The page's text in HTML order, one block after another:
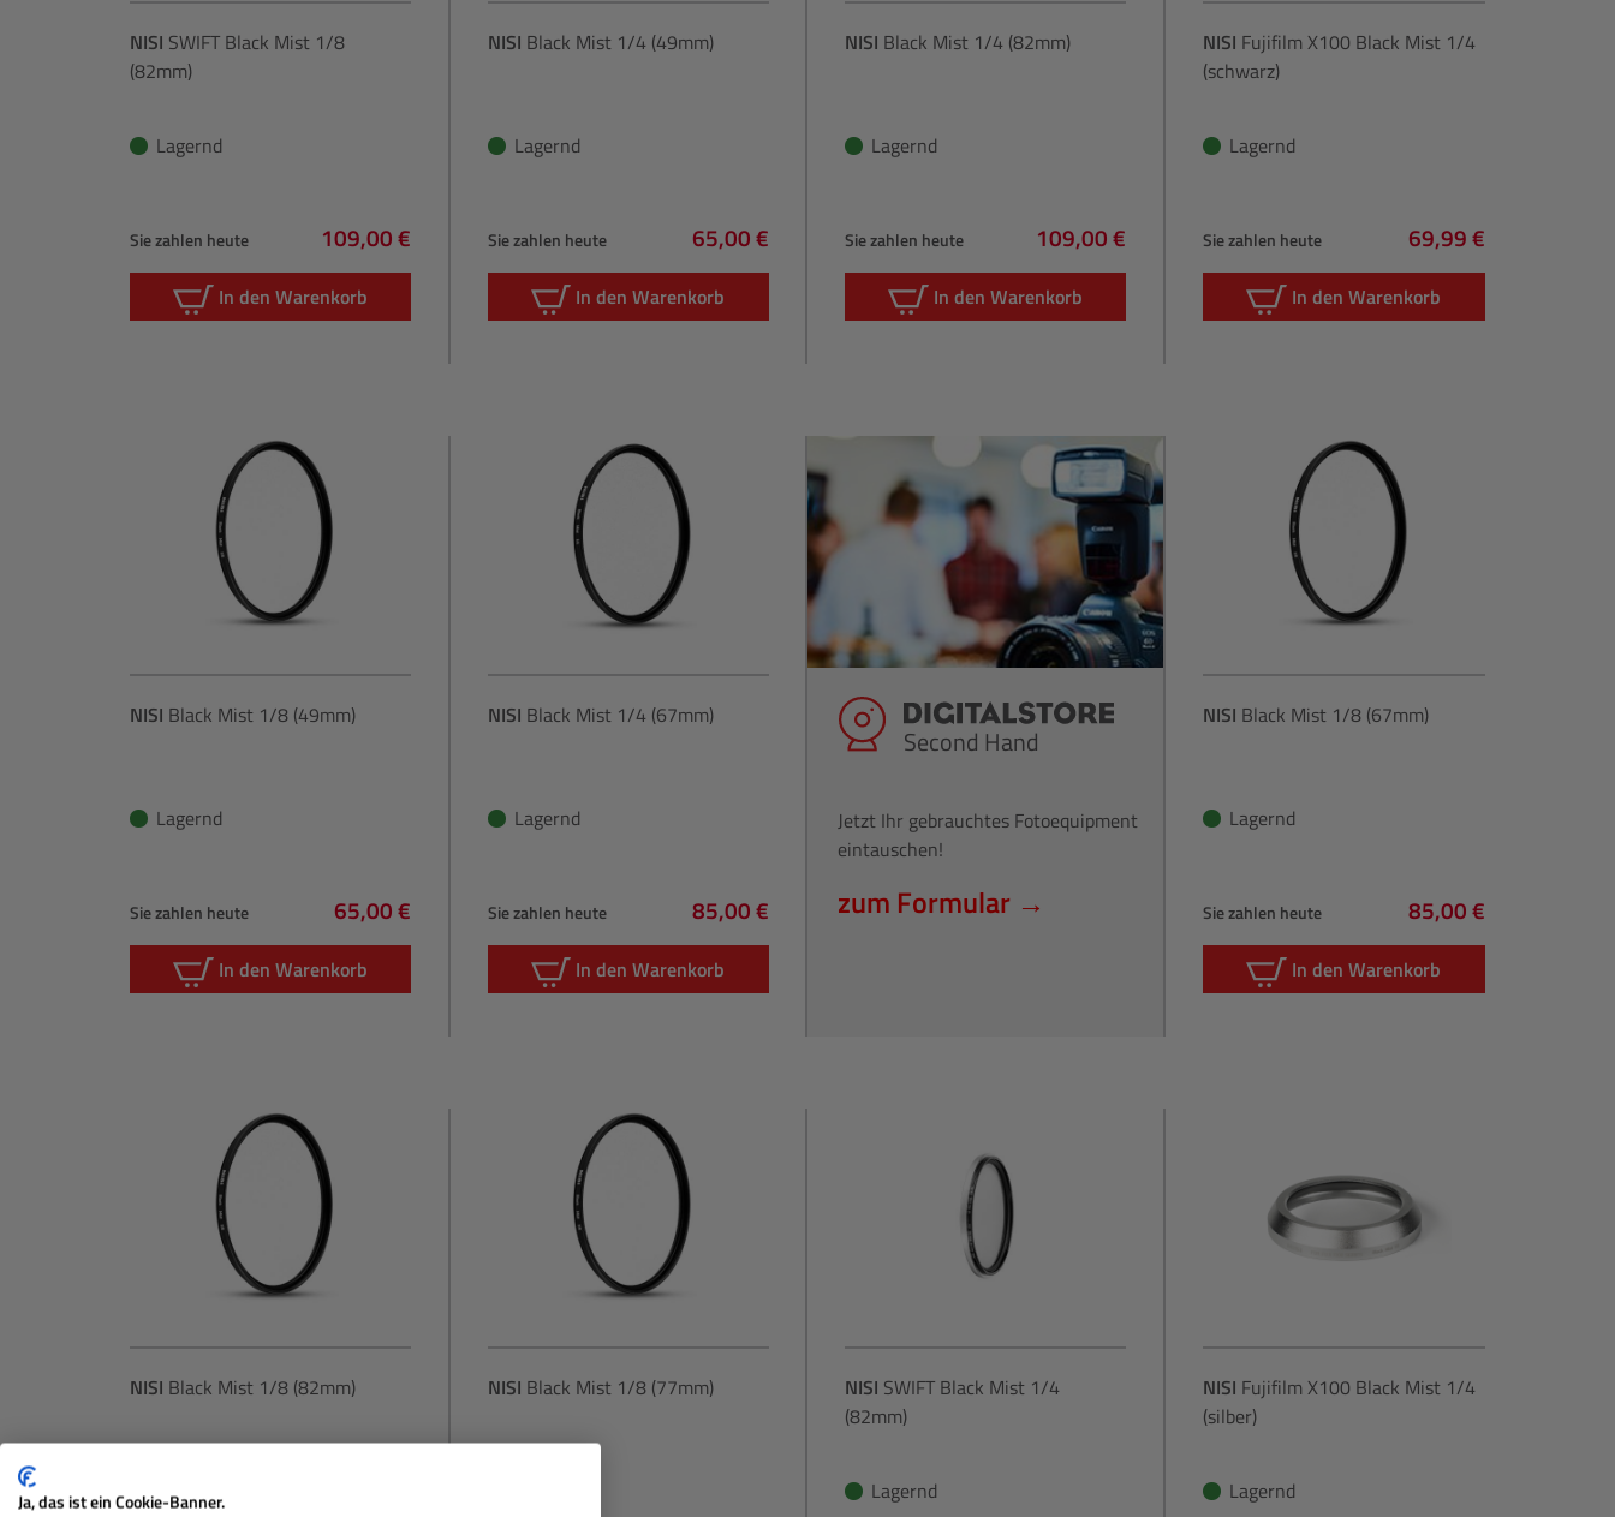
NISI SWIFT Black Mist 1/8
(82mm)
Lagernd
Sie zahlen heute
Regulärer Preis:
109,00 €
In den Warenkorb
NISI Black Mist 1/4 (49mm)
Lagernd
Sie zahlen heute
Regulärer Preis:
65,00 €
In den Warenkorb
NISI Black Mist 1/4 (82mm)
Lagernd
Sie zahlen heute
Regulärer Preis:
109,00 €
In den Warenkorb
NISI Fujifilm X100 Black Mist 1/4
(schwarz)
Lagernd
Sie zahlen heute
Regulärer Preis:
69,99 €
In den Warenkorb
NISI Black Mist 1/8 (49mm)
Lagernd
Sie zahlen heute
Regulärer Preis:
65,00 €
In den Warenkorb
NISI Black Mist 1/4 (67mm)
Lagernd
Sie zahlen heute
Regulärer Preis:
85,00 €
In den Warenkorb
Second Hand
Jetzt Ihr gebrauchtes Fotoequipment
eintauschen!
zum Formular →
NISI Black Mist 1/8 (67mm)
Lagernd
Sie zahlen heute
Regulärer Preis:
85,00 €
In den Warenkorb
NISI Black Mist 1/8 (82mm)
Lagernd
NISI Black Mist 1/8 (77mm) NISI SWIFT Black Mist 1/4
(82mm)
Lagernd
NISI Fujifilm X100 Black Mist 1/4
(silber)
Lagernd
Ja, das ist ein Cookie-Banner.